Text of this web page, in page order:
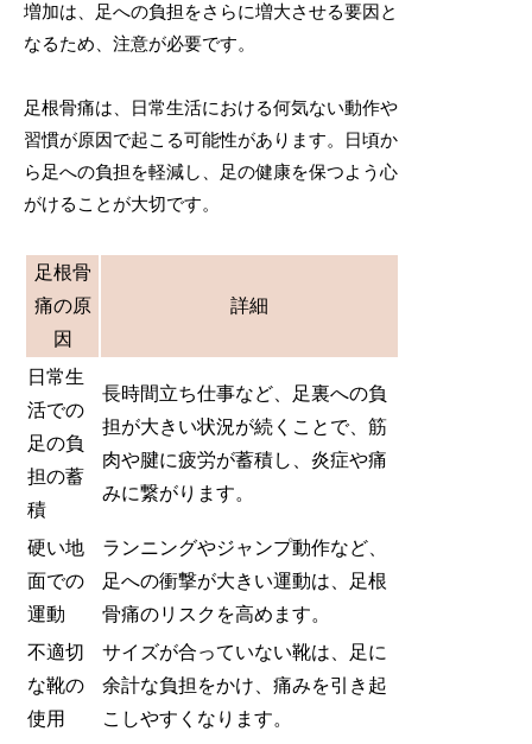
増加は、足への負担をさらに増大させる要因と
なるため、注意が必要です。
足根骨痛は、日常生活における何気ない動作や
習慣が原因で起こる可能性があります。日頃か
ら足への負担を軽減し、足の健康を保つよう心
がけることが大切です。
足根骨
痛の原
因
詳細
日常生
活での
足の負
担の蓄
積
長時間立ち仕事など、足裏への負
担が大きい状況が続くことで、筋
肉や腱に疲労が蓄積し、炎症や痛
みに繋がります。
硬い地
面での
運動
ランニングやジャンプ動作など、
足への衝撃が大きい運動は、足根
骨痛のリスクを高めます。
不適切
な靴の
使用
サイズが合っていない靴は、足に
余計な負担をかけ、痛みを引き起
こしやすくなります。